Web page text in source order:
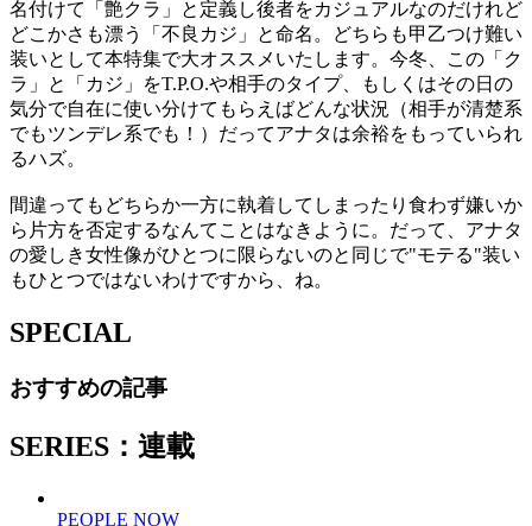
名付けて「艶クラ」と定義し後者をカジュアルなのだけれど
どこかさも漂う「不良カジ」と命名。どちらも甲乙つけ難い
装いとして本特集で大オススメいたします。今冬、この「ク
ラ」と「カジ」をT.P.O.や相手のタイプ、もしくはその日の
気分で自在に使い分けてもらえばどんな状況（相手が清楚系
でもツンデレ系でも！）だってアナタは余裕をもっていられ
るハズ。
間違ってもどちらか一方に執着してしまったり食わず嫌いか
ら片方を否定するなんてことはなきように。だって、アナタ
の愛しき女性像がひとつに限らないのと同じで"モテる"装い
もひとつではないわけですから、ね。
SPECIAL
おすすめの記事
SERIES：連載
PEOPLE NOW